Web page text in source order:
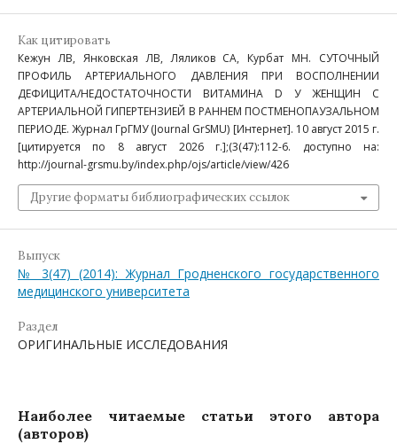
Как цитировать
Кежун ЛВ, Янковская ЛВ, Ляликов СА, Курбат МН. СУТОЧНЫЙ
ПРОФИЛЬ АРТЕРИАЛЬНОГО ДАВЛЕНИЯ ПРИ ВОСПОЛНЕНИИ
ДЕФИЦИТА/НЕДОСТАТОЧНОСТИ ВИТАМИНА D У ЖЕНЩИН С
АРТЕРИАЛЬНОЙ ГИПЕРТЕНЗИЕЙ В РАННЕМ ПОСТМЕНОПАУЗАЛЬНОМ
ПЕРИОДЕ. Журнал ГрГМУ (Journal GrSMU) [Интернет]. 10 август 2015 г.
[цитируется по 8 август 2026 г.];(3(47):112-6. доступно на:
http://journal-grsmu.by/index.php/ojs/article/view/426
Другие форматы библиографических ссылок
Выпуск
№ 3(47) (2014): Журнал Гродненского государственного
медицинского университета
Раздел
ОРИГИНАЛЬНЫЕ ИССЛЕДОВАНИЯ
Наиболее читаемые статьи этого автора
(авторов)